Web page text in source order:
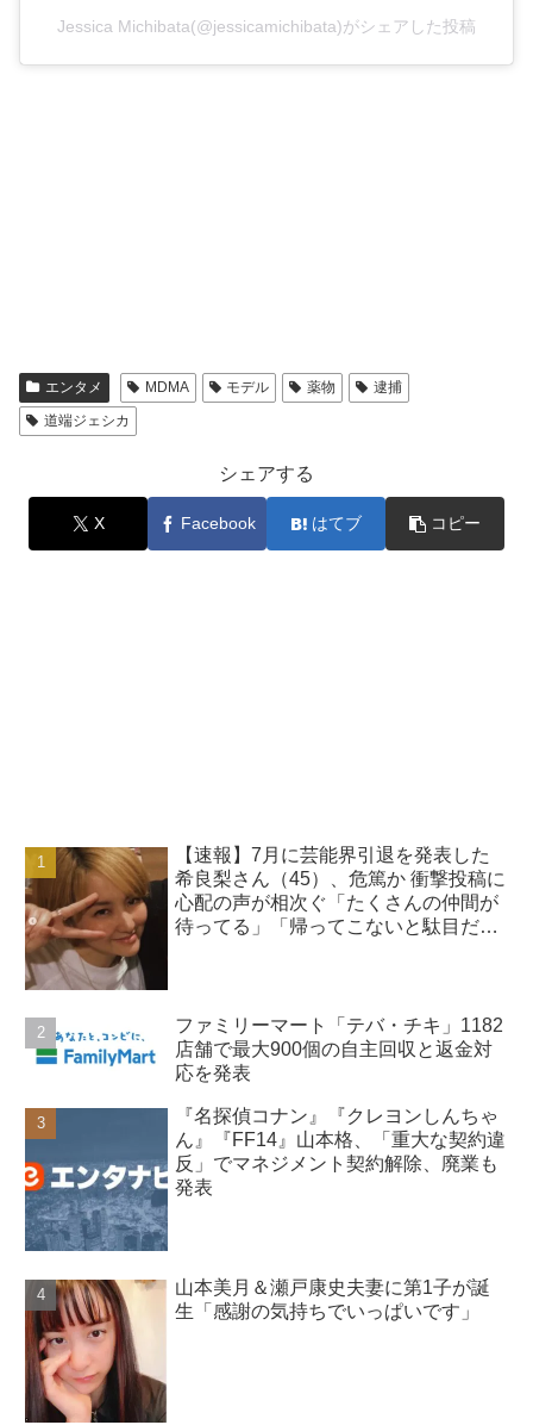
Jessica Michibata(@jessicamichibata)がシェアした投稿
エンタメ MDMA モデル 薬物
逮捕
道端ジェシカ
シェアする
X Facebook はてブ コピー
【速報】7月に芸能界引退を発表した
希良梨さん（45）、危篤か 衝撃投稿に
心配の声が相次ぐ「たくさんの仲間が
待ってる」「帰ってこないと駄目だ
ファミリーマート「テバ・チキ」1182
店舗で最大900個の自主回収と返金対
応を発表
『名探偵コナン』『クレヨンしんちゃ
ん』『FF14』山本格、「重大な契約違
反」でマネジメント契約解除、廃業も
発表
山本美月＆瀬戸康史夫妻に第1子が誕
生「感謝の気持ちでいっぱいです」